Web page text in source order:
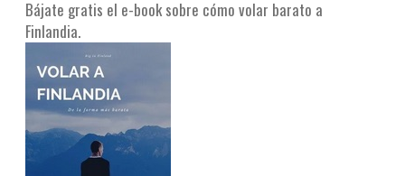
Bájate gratis el e-book sobre cómo volar barato a
Finlandia.